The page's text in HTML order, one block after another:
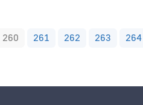
260 261 262 263 264